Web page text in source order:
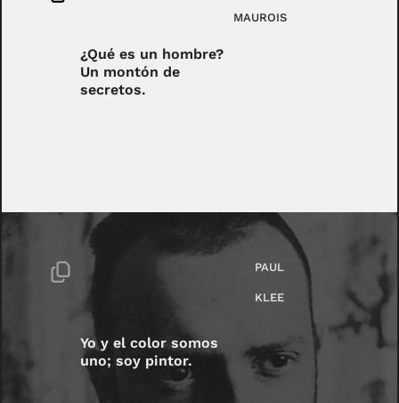
¿Qué es un hombre?
Un montón de
secretos.
MAUROIS
Yo y el color somos
uno; soy pintor.
PAUL
KLEE